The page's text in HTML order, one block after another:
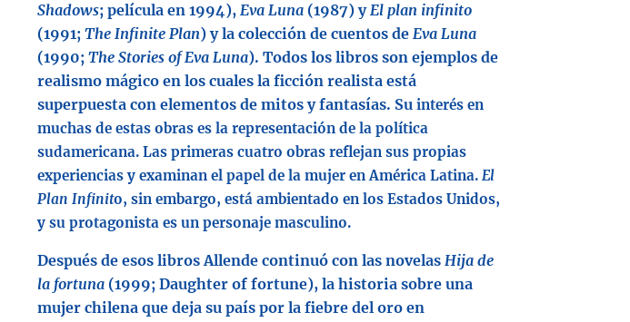
Shadows; película en 1994), Eva Luna (1987) yEl plan infinito
(1991; The Infinite Plan) y la colección de cuentos de Eva Luna
(1990; The Stories of Eva Luna). Todos los libros son ejemplos de
realismo mágico en los cuales la ficción realista está
superpuesta con elementos de mitos y fantasías. Su interés en
muchas de estas obras es la representación de la política
sudamericana. Las primeras cuatro obras reflejan sus propias
experiencias y examinan el papel de la mujer en América Latina. El
Plan Infinito, sin embargo, está ambientado en los Estados Unidos,
y su protagonista es un personaje masculino.
Después de esos libros Allende continuó con las novelas Hija de
la fortuna (1999; Daughter of fortune), la historia sobre una
mujer chilena que deja su país por la fiebre del oro en